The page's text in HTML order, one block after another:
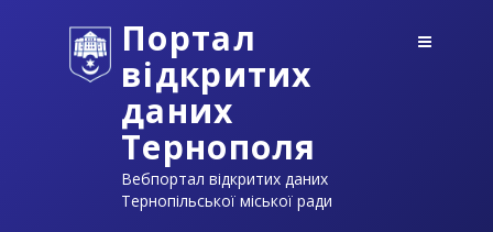
Портал
відкритих
даних
Тернополя
Вебпортал відкритих даних
Тернопільської міської ради